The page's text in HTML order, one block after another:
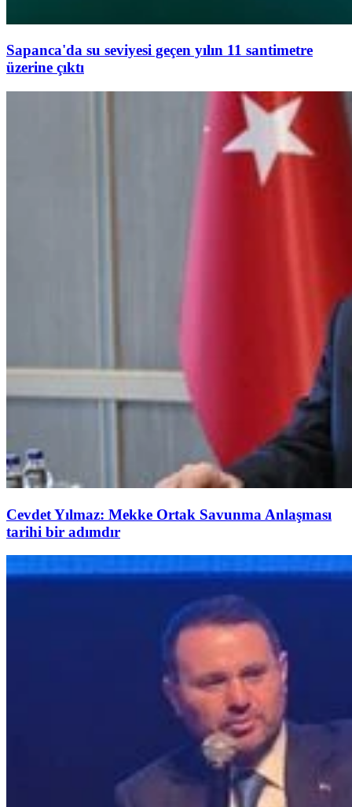
Sapanca'da su seviyesi geçen yılın 11 santimetre
üzerine çıktı
Cevdet Yılmaz: Mekke Ortak Savunma Anlaşması
tarihi bir adımdır